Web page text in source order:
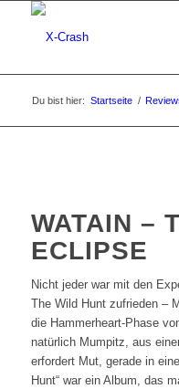
Du bist hier: Startseite /
WATAIN –
ECLIPSE
Nicht jeder war mit den
The Wild Hunt zufrieden –
die Hammerheart-Phase
natürlich Mumpitz, aus
erfordert Mut, gerade in
Hunt“ war ein Album, das